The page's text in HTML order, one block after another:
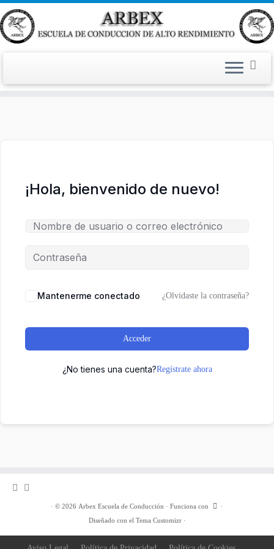
¡Hola, bienvenido de nuevo!
Mantenerme conectado ¿Olvidaste la contraseña?
Acceder
¿No tienes una cuenta?Regístrate ahora
· © 2026 Arbex Escuela de Conducción · Funciona con
·
Diseñado con el Tema Customizr·